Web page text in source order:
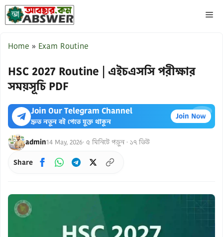
Skip
to
Home » Exam Routine
HSC 2027 Routine | এইচএসসি পরীক্ষার
সময়সূচি PDF
×
Join Our Telegram Channel
দ্রুত নতুন বই পেতে যুক্ত থাকুন
Join Now
admin14 May, 2026· ৫ মিনিটে পড়ুন · ১৭ ভিউ
Share